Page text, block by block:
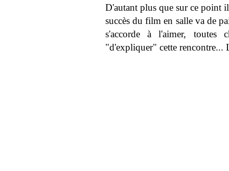
D'autant plus que sur ce point
succès du film en salle va de
s'accorde à l'aimer, toutes
"d'expliquer" cette rencontre...